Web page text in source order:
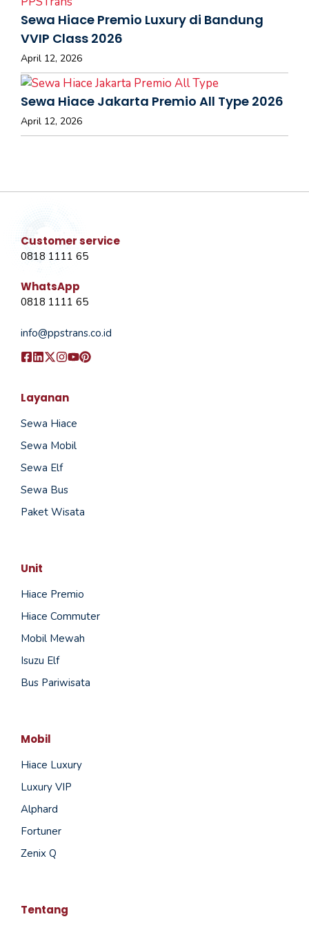
Sewa Hiace Premio Luxury di Bandung
VVIP Class 2026
April 12, 2026
Sewa Hiace Jakarta Premio All Type 2026
April 12, 2026
Customer service
0818 1111 65
WhatsApp
0818 1111 65
info@ppstrans.co.id
Layanan
Sewa Hiace
Sewa Mobil
Sewa Elf
Sewa Bus
Paket Wisata
Unit
Hiace Premio
Hiace Commuter
Mobil Mewah
Isuzu Elf
Bus Pariwisata
Mobil
Hiace Luxury
Luxury VIP
Alphard
Fortuner
Zenix Q
Tentang